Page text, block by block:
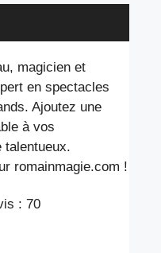
magicien et
en spectacles
Ajoutez une
à vos
talentueux.
romainmagie.com !
: 70